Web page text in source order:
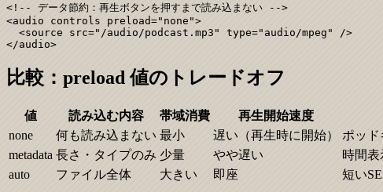
<!-- データ節約：再生ボタンを押すまで読み込まない -->
<audio controls preload="none">
  <source src="/audio/podcast.mp3" type="audio/mpeg" />
</audio>
比較：preload 値のトレードオフ
値 読み込む内容 帯域消費 再生開始速度
none
何も読み込まない 最小 遅い（再生時に開始）
ポッ
metadata 長さ・タイプのみ 少量 やや遅い
時間
auto
ファイル全体 大きい 即座 短い